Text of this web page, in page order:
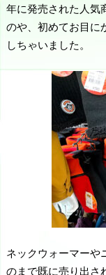
年に発売された人気
のや、初めてお目に
しちゃいました。
ネックウォーマーや
のまで既に売り出さ